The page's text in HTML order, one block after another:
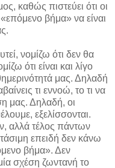
καθώς πιστεύει ότι οι
βήμα» να είναι
νομίζω ότι δεν θα
ότι είναι και λίγο
μας. Δηλαδή
τι εννοώ, το τι να
μας. Δηλαδή, οι
εξελίσσονται.
αλλά τέλος πάντων
επειδή δεν κάνω
βήμα». Δεν
σχέση ζωντανή το